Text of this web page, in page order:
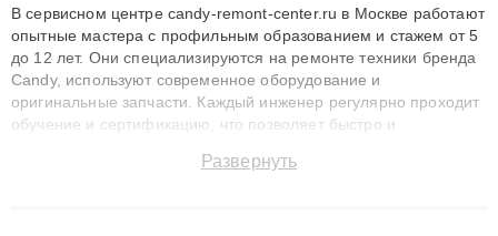
В сервисном центре candy-remont-center.ru в Москве работают
опытные мастера с профильным образованием и стажем от 5
до 12 лет. Они специализируются на ремонте техники бренда
Candy, используют современное оборудование и
оригинальные запчасти. Каждый инженер регулярно проходит
обучение и сертификацию, что позволяет быстро и
сохранением гарантии до 3 лет. Наши мастера решают
Развернуть